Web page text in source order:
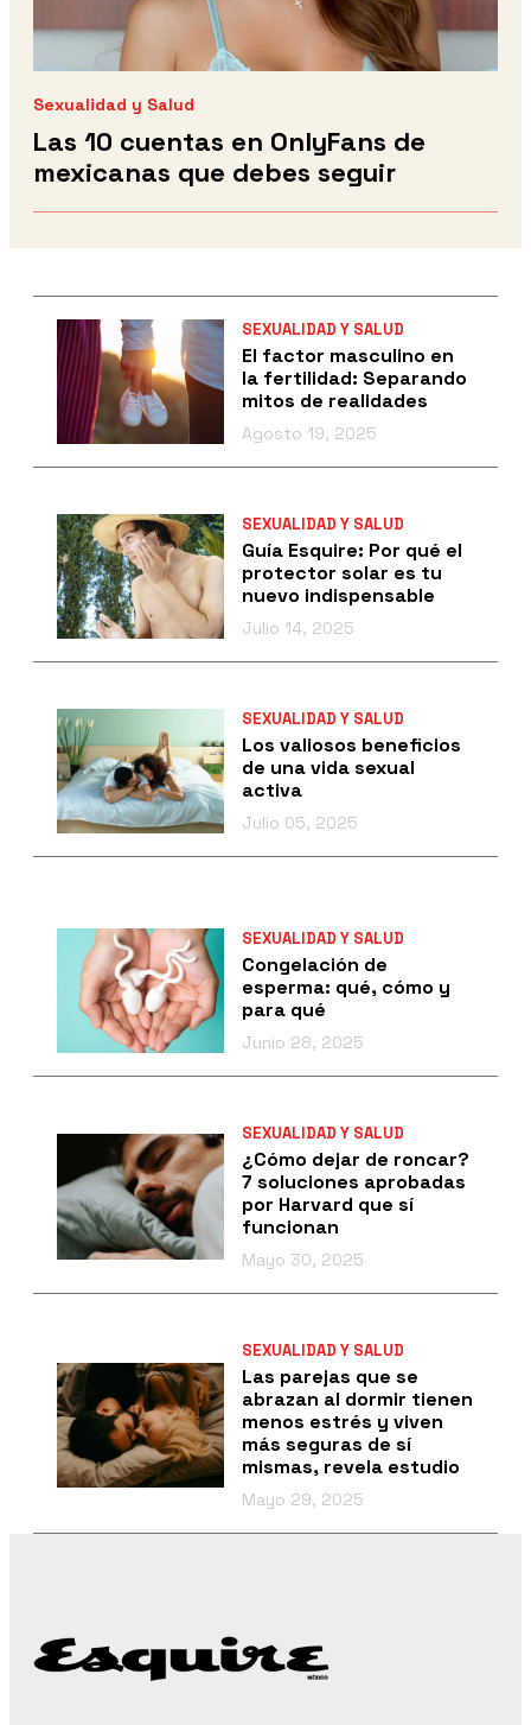
Sexualidad y Salud
Las 10 cuentas en OnlyFans de
mexicanas que debes seguir
SEXUALIDAD Y SALUD
El factor masculino en
la fertilidad: Separando
mitos de realidades
Agosto 19, 2025
SEXUALIDAD Y SALUD
Guía Esquire: Por qué el
protector solar es tu
nuevo indispensable
Julio 14, 2025
SEXUALIDAD Y SALUD
Los valiosos beneficios
de una vida sexual
activa
Julio 05, 2025
SEXUALIDAD Y SALUD
Congelación de
esperma: qué, cómo y
para qué
Junio 28, 2025
SEXUALIDAD Y SALUD
¿Cómo dejar de roncar?
7 soluciones aprobadas
por Harvard que sí
funcionan
Mayo 30, 2025
SEXUALIDAD Y SALUD
Las parejas que se
abrazan al dormir tienen
menos estrés y viven
más seguras de sí
mismas, revela estudio
Mayo 29, 2025